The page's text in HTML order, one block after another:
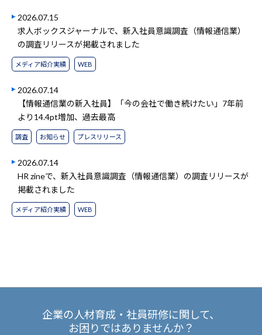
2026.07.15
求人ボックスジャーナルで、新入社員意識調査（情報通信業）
の調査リリースが掲載されました
メディア紹介実績 WEB
2026.07.14
【情報通信業の新入社員】「今の会社で働き続けたい」7年前
より14.4pt増加、過去最高
調査 お知らせ プレスリリース
2026.07.14
HR zineで、新入社員意識調査（情報通信業）の調査リリースが
掲載されました
メディア紹介実績 WEB
企業の人材育成・社員研修に関して、
お困りではありませんか？